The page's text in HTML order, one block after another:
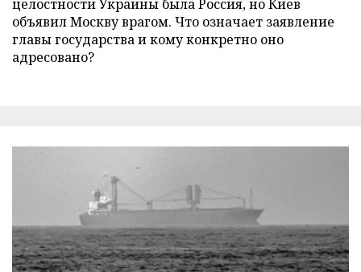
целостности Украины была Россия, но Киев
объявил Москву врагом. Что означает заявление
главы государства и кому конкретно оно
адресовано?